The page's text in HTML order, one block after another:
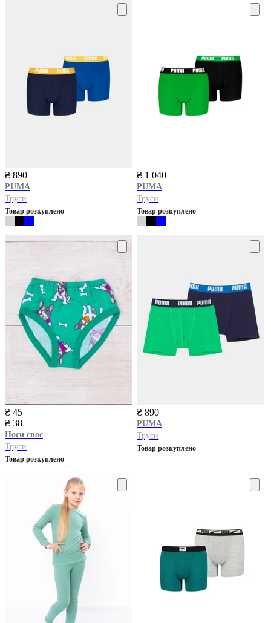
₴ 890
PUMA
Труси
Товар розкуплено
₴ 1 040
PUMA
Труси
Товар розкуплено
₴ 45
₴ 38
Носи своє
Труси
Товар розкуплено
₴ 890
PUMA
Труси
Товар розкуплено